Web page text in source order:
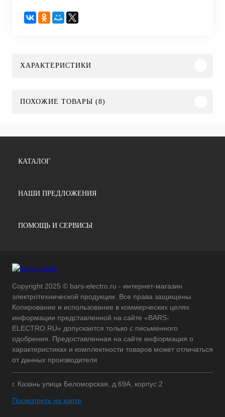
ХАРАКТЕРИСТИКИ
ПОХОЖИЕ ТОВАРЫ (8)
КАТАЛОГ
НАШИ ПРЕДЛОЖЕНИЯ
ПОМОЩЬ И СЕРВИСЫ
Copyright 2025 © bars-electro.ru - интернет-магазин
электротехнической продукции. Все права защищены.
Копирование и использование в коммерческих целях
информации представленной на сайте «BARS-
ELECTRO.RU» допускается только с письменного
одобрения. Предоставленная на сайте информация о
характеристиках и комплектности товаров может отличаться
от данных производителя
г. Казань улица Беломорская, д.69А, корпус 2
Посмотреть на карте